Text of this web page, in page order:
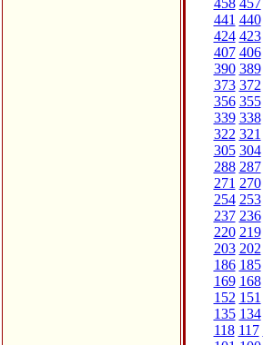
458 457
441 440
424 423
407 406
390 389
373 372
356 355
339 338
322 321
305 304
288 287
271 270
254 253
237 236
220 219
203 202
186 185
169 168
152 151
135 134
118 117